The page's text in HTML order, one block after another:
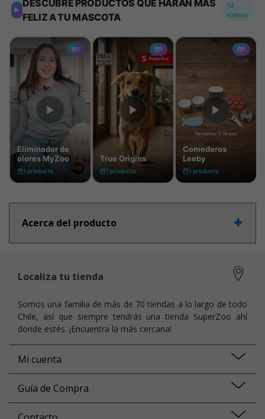
Acerca del producto
Localiza tu tienda
Somos una familia de más de 70 tiendas a lo largo de todo
Chile, así que siempre tendrás una tienda SuperZoo ahí
donde estés. ¡Encuentra la más cercana!
Mi cuenta
Guía de Compra